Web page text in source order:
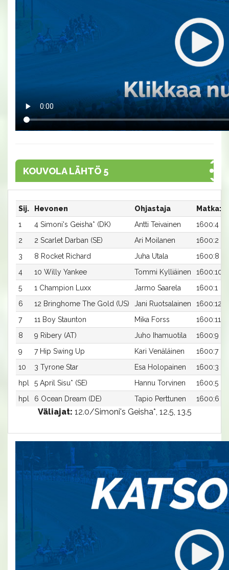
KOUVOLA LÄHTÖ 5
Sij. Hevonen Ohjastaja
1
4 Simoni's Geisha* (DK) Antti Teivainen
1600:4
2
2 Scarlet Darban (SE) Ari Moilanen
1600:2
3
8 Rocket Richard Juha Utala
1600:8
4
10 Willy Yankee Tommi Kylliäinen
1600:10
5
1 Champion Luxx Jarmo Saarela
1600:1
6
12 Bringhome The Gold (US) Jani Ruotsalainen
1600:12
7
11 Boy Staunton Mika Forss
1600:11
8
9 Ribery (AT) Juho Ihamuotila
1600:9
9
7 Hip Swing Up Kari Venäläinen
1600:7
10
3 Tyrone Star Esa Holopainen
1600:3
hpl
5 April Sisu* (SE) Hannu Torvinen
1600:5
hpl
6 Ocean Dream (DE) Tapio Perttunen 1600:6
Väliajat: 12.0/Simoni's Geisha*, 12.5, 13.5